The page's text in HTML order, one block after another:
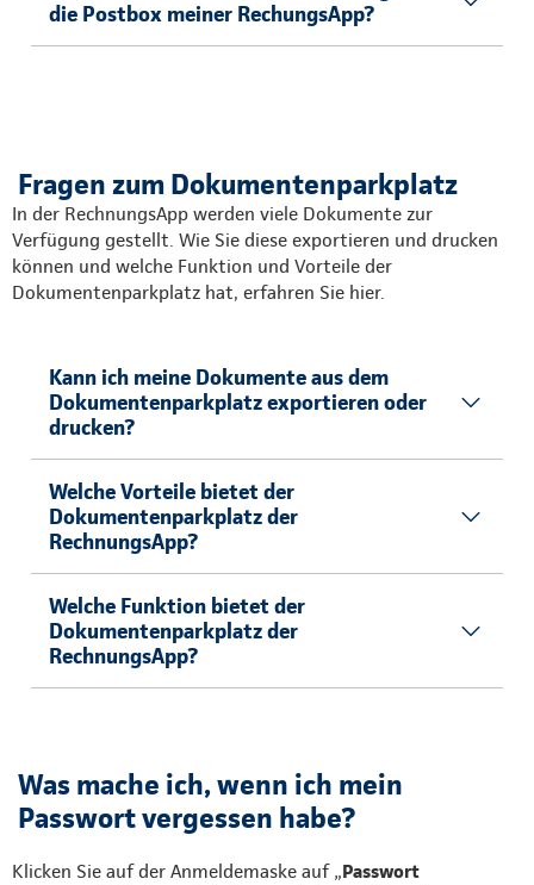
die Postbox meiner RechungsApp?
Fragen zum Dokumentenparkplatz
In der RechnungsApp werden viele Dokumente zur
Verfügung gestellt. Wie Sie diese exportieren und drucken
können und welche Funktion und Vorteile der
Dokumentenparkplatz hat, erfahren Sie hier.
Kann ich meine Dokumente aus dem
Dokumentenparkplatz exportieren oder
drucken?
Welche Vorteile bietet der
Dokumentenparkplatz der
RechnungsApp?
Welche Funktion bietet der
Dokumentenparkplatz der
RechnungsApp?
Was mache ich, wenn ich mein
Passwort vergessen habe?
Klicken Sie auf der Anmeldemaske auf „Passwort